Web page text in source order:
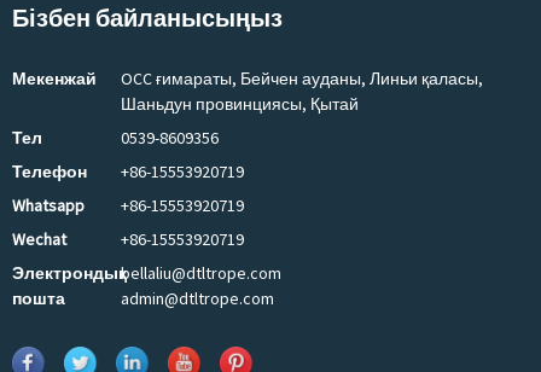
Бізбен байланысыңыз
Мекенжай
OCC ғимараты, Бейчен ауданы, Линьи қаласы,
Шаньдун провинциясы, Қытай
Тел
0539-8609356
Телефон
+86-15553920719
Whatsapp
+86-15553920719
Wechat
+86-15553920719
Электрондық
пошта
bellaliu@dtltrope.com
admin@dtltrope.com